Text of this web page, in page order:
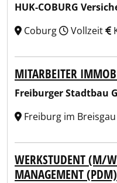
HUK-COBURG
Coburg
Vollzeit
MITARBEITER
Freiburger Stadtbau
Freiburg im Breisgau
WERKSTUDENT (M/
MANAGEMENT (PDM)